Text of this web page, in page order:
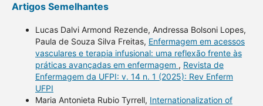
Artigos Semelhantes
Lucas Dalvi Armond Rezende, Andressa Bolsoni Lopes,
Paula de Souza Silva Freitas, Enfermagem em acessos
vasculares e terapia infusional: uma reflexão frente às
práticas avançadas em enfermagem , Revista de
Enfermagem da UFPI: v. 14 n. 1 (2025): Rev Enferm
UFPI
Maria Antonieta Rubio Tyrrell, Internationalization of